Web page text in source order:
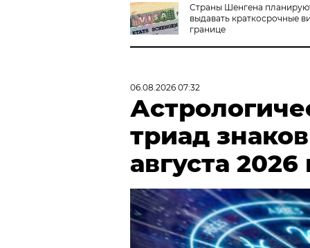
Страны Шенгена
выдавать краткосрочные
границе
06.08.2026 07:32
триад
августа 2026